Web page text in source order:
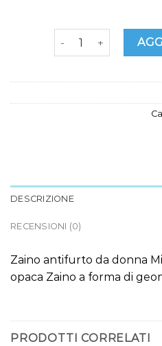
zaino antifurto
DESCRIZIONE
RECENSIONI (0)
Zaino antifurto da donna
opaca Zaino a forma di
PRODOTTI CORRELATI